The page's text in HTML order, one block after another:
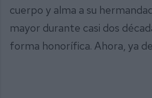
cuerpo y alma a su
mayor durante casi dos
forma honorífica. Ahora, ya